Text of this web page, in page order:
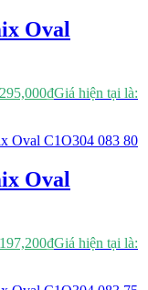
Oval
₫Giá hiện tại là:
Oval
₫Giá hiện tại là: